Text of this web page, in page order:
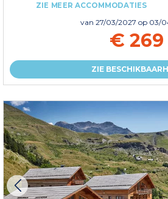
ZIE MEER ACCOMMODATIES
van 27/03/2027 op 03/
€ 269
ZIE